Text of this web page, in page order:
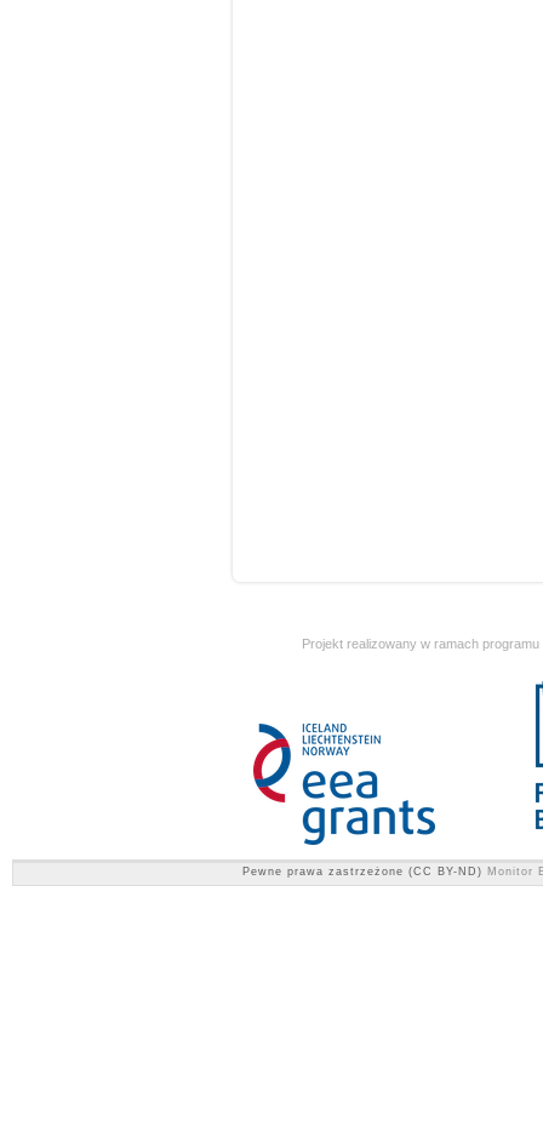
Projekt realizowany w ramach
Pewne prawa zastrzeżone (CC BY-ND) Monitor